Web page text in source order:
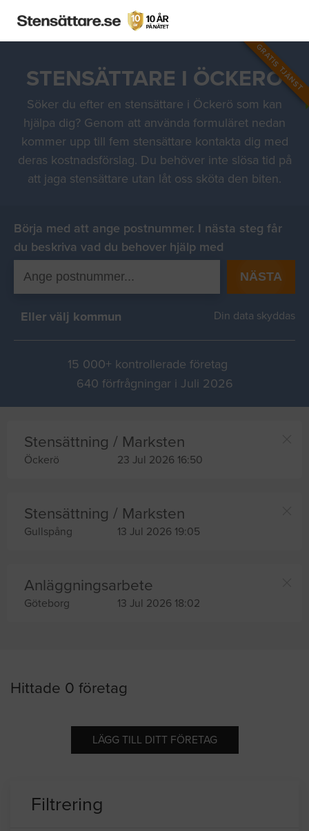
GRATIS TJÄNST
STENSÄTTARE I ÖCKERÖ
Söker du efter en stensättare i Öckerö som kan
hjälpa dig? Genom att använda formuläret nedan
kommer upp till fem stensättare kontakta dig med
deras kostnadsförslag. Du behöver inte slösa tid på
att jaga stensättare utan låt oss sköta den biten.
Börja med att ange postnummer. I nästa steg får
du beskriva vad du behover hjälp med
NÄSTA
Eller välj kommun Din data skyddas
15 000+ kontrollerade företag
640 förfrågningar i Juli 2026
Stensättning / Marksten
Öckerö 23 Jul 2026 16:50
Stensättning / Marksten
Gullspång 13 Jul 2026 19:05
Anläggningsarbete
Göteborg 13 Jul 2026 18:02
Hittade 0 företag
LÄGG TILL DITT FÖRETAG
Filtrering